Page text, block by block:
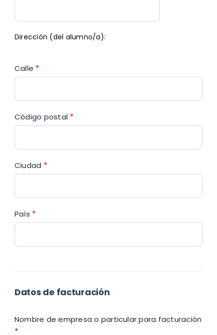
Dirección (del alumno/a):
Calle *
Código postal *
Ciudad *
País *
Datos de facturación
Nombre de empresa o particular para facturación
*